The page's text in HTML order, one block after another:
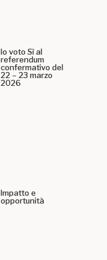
Io voto Sì al
referendum
confermativo del
22 – 23 marzo
2026
Impatto e
opportunità